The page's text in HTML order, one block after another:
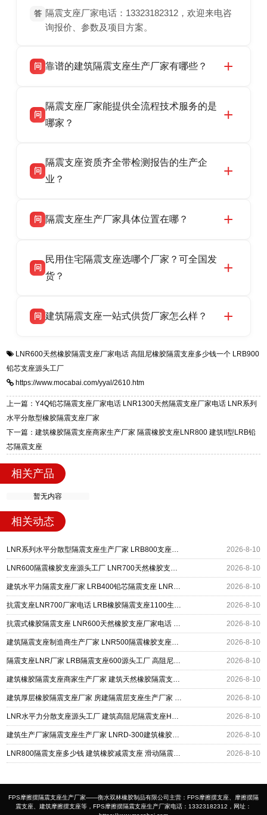
答 隔震支座厂家电话：13323182312，欢迎来电咨
询报价、参数及项目方案。
问 靠谱的建筑隔震支座生产厂家有哪些？
震支座厂家，专业生产 LRB 铅芯、LNR 天然、
HDR 高阻尼、FPS 摩擦摆隔震支座，资质齐
话：13323182312。
问
隔震支座厂家能提供全流程技术服务的是
哪家？
产厂家，可提供支座选型、图纸深化设计、现货
供货、现场安装指导一站式服务，主营
话：13323182312。
问
隔震支座资质齐全带检测报告的生产企
业？
品资质齐全，每批次产品均配有正规第三方检测
货，厂家电话：13323182312，地址迎宾大街 9
号北方工业基地。
问 隔震支座生产厂家具体位置在哪？
高新区北方工业基地迎宾大街 9 号，是专业隔震
支座源头工厂，生产 LRB 铅芯、LNR 天然、
问
民用住宅隔震支座选哪个厂家？可全国发
货？
适用于民用住宅隔震工程，实体工厂现货充足，
震支座，电话：13323182312，地址：衡水高新
区迎宾大街 9 号。
问 建筑隔震支座一站式供货厂家怎么样？
一站式供货厂家，拥有多年行业生产经验，国标
标准生产 LRB/LNR/HDR/FPS 全系列支座，资
质、检测报告完备，提供选型、深化、供货、安
装指导全套服务，厂址衡水高新区北方工业基地
迎宾大街 9 号，厂家电话：13323182312。
LNR600天然橡胶隔震支座厂家电话 高阻尼橡胶隔震支座多少钱一个 LRB900
铅芯支座源头工厂
https://www.mocabai.com/yyal/2610.htm
上一篇：Y4Q铅芯隔震支座厂家电话 LNR1300天然隔震支座厂家电话 LNR系列
水平分散型橡胶隔震支座厂家
下一篇：建筑橡胶隔震支座商家生产厂家 隔震橡胶支座LNR800 建筑II型LRB铅
芯隔震支座
相关产品
暂无内容
相关动态
LNR系列水平分散型隔震支座生产厂家 LRB800支座源头工厂 LNR1000橡胶支座源头工厂 2026-8-10
LNR600隔震橡胶支座源头工厂 LNR700天然橡胶支座什么价格 抗震隔震支座厂家 2026-8-10
建筑水平力隔震支座厂家 LRB400铅芯隔震支座 LNR支座 2026-8-10
抗震支座LNR700厂家电话 LRB橡胶隔震支座1100生产厂家 建筑抗震支座装置厂家 2026-8-10
抗震式橡胶隔震支座 LNR600天然橡胶支座厂家电话 建筑隔震支座HDR厂家 2026-8-10
建筑隔震支座制造商生产厂家 LNR500隔震橡胶支座源头工厂 LRB900-Ⅱ型隔震支座生产厂家 2026-8-10
隔震支座LNR厂家 LRB隔震支座600源头工厂 高阻尼建筑橡胶隔震支座源头工厂 2026-8-10
建筑橡胶隔震支座商家生产厂家 建筑天然橡胶隔震支座LNR生产厂家 建筑建筑隔震支座 2026-8-10
建筑厚层橡胶隔震支座厂家 房建隔震层支座生产厂家 LNR隔震支座D420多少钱 2026-8-10
LNR水平力分散支座源头工厂 建筑高阻尼隔震支座HDR源头工厂 LNR800隔震支座价格 2026-8-10
建筑生产厂家隔震支座生产厂家 LNRD-300建筑橡胶隔震支座源头工厂 采购建筑隔震支座 2026-8-10
LNR800隔震支座多少钱 建筑橡胶减震支座 滑动隔震支座 2026-8-10
FPS摩擦摆隔震支座生产厂家——衡水双林橡胶制品有限公司主营：FPS摩擦摆支座、摩擦摆隔
震支座、建筑摩擦摆支座等，FPS摩擦摆隔震支座生产厂家电话：13323182312，网址：